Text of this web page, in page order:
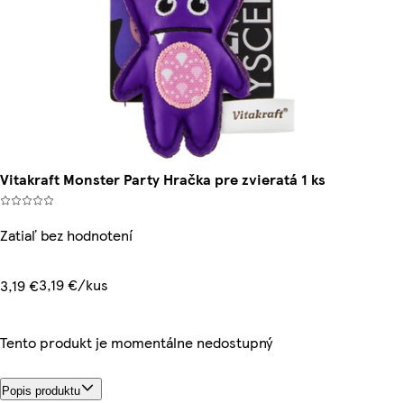
Vitakraft Monster Party Hračka pre zvieratá 1 ks
Zatiaľ bez hodnotení
3,19 €3,19 €/kus
Tento produkt je momentálne nedostupný
Popis produktu